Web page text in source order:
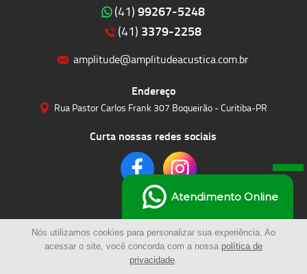
(41) 99267-5248
(41) 3379-2258
amplitude@amplitudeacustica.com.br
Endereço
Rua Pastor Carlos Frank 307 Boqueirão - Curitiba-PR
Curta nossas redes sociais
© 2023 | Amplitude Soluções Acústicas LTDA | Todos os Direitos Reservados
Atendimento Online
Nós utilizamos cookies para personalizar sua experiência. Ao
acessar o site, você concorda com a nossa política de
privacidade.